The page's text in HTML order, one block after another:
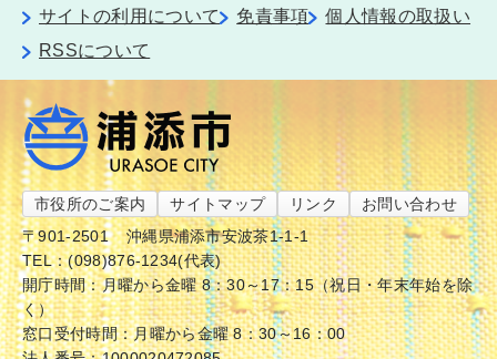
サイトの利用について 免責事項
個人情報の取扱い
RSSについて
市役所のご案内 サイトマップ リンク
お問い合わせ
〒901-2501
沖縄県浦添市安波茶1-1-1
TEL：(098)876-1234(代表)
開庁時間：月曜から金曜 8：30～17：15（祝日・年末年始を除
く）
窓口受付時間：月曜から金曜 8：30～16：00